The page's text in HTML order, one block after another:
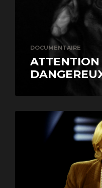
DOCUMENTAIRE
ATTENTION